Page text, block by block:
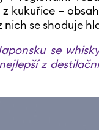
kukuřice –
se shoduje
se
z